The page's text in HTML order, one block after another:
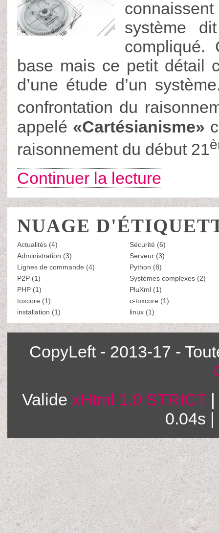
système
base mais ce petit détail
d’une étude d’un
confrontation du
appelé
Cartésianisme
raisonnement du début 21
Continuer la lecture
NUAGE
Actualités (4)
Sécurité (6)
Administration (3)
Serveur (3)
Lignes de commande (4)
Python (8)
P2P (1)
Systèmes complexes (2)
PHP (1)
PluXml (1)
toxcore (1)
c-toxcore (1)
installation (1)
linux (1)
CopyLeft - 2013-17 -
Valide xHtml 1.0 STRICT|
0.04s